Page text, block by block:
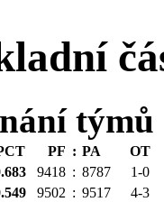
týmů
PF : PA OT
9418 : 8787
1-0
9502 : 9517 4-3